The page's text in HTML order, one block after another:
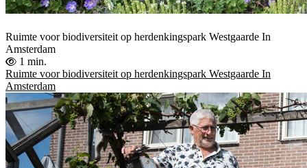
Ruimte voor biodiversiteit op herdenkingspark Westgaarde In
Amsterdam
1 min.
Ruimte voor biodiversiteit op herdenkingspark Westgaarde In
Amsterdam